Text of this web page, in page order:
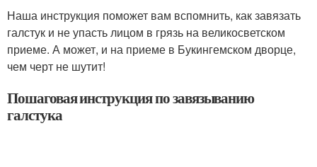
Наша инструкция поможет вам вспомнить, как завязать
галстук и не упасть лицом в грязь на великосветском
приеме. А может, и на приеме в Букингемском дворце,
чем черт не шутит!
Пошаговая инструкция по завязыванию
галстука